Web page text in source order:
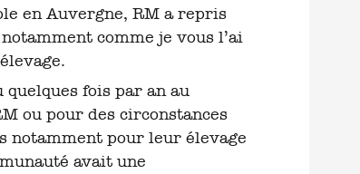
en Auvergne, RM a repris
comme je vous l’ai
quelques fois par an au
ou pour des circonstances
notamment pour leur élevage
avait une